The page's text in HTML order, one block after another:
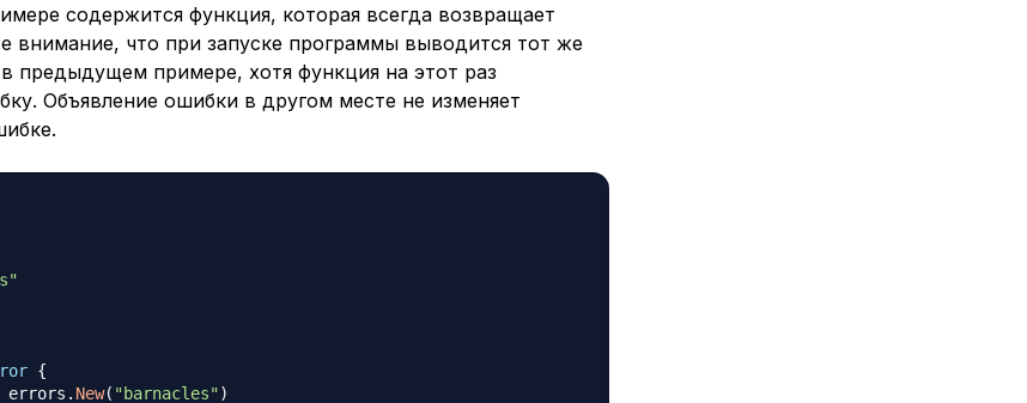
содержится функция, которая всегда возвращает
внимание, что при запуске программы выводится тот же
в предыдущем примере, хотя функция на этот раз
Объявление ошибки в другом месте не изменяет
{
. New( "barnacles")